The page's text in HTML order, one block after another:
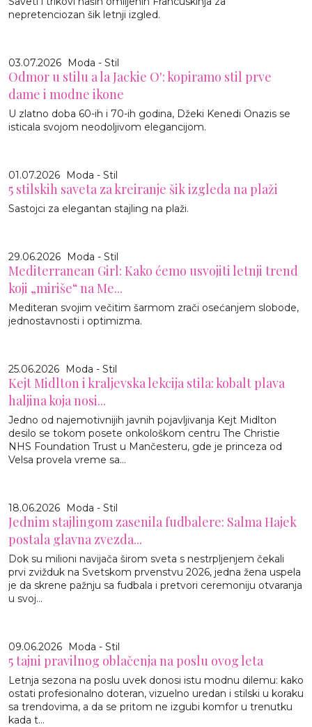
nepretenciozan šik letnji izgled.
03.07.2026 Moda - Stil
Odmor u stilu a la Jackie O': kopiramo stil prve
dame i modne ikone
U zlatno doba 60-ih i 70-ih godina, Džeki Kenedi Onazis se
isticala svojom neodoljivom elegancijom.
01.07.2026 Moda - Stil
5 stilskih saveta za kreiranje šik izgleda na plaži
Sastojci za elegantan stajling na plaži.
29.06.2026 Moda - Stil
Mediterranean Girl: Kako ćemo usvojiti letnji trend
koji „miriše“ na Me...
Mediteran svojim večitim šarmom zrači osećanjem slobode,
jednostavnosti i optimizma.
25.06.2026 Moda - Stil
Kejt Midlton i kraljevska lekcija stila: kobalt plava
haljina koja nosi...
Jedno od najemotivnijih javnih pojavljivanja Kejt Midlton
desilo se tokom posete onkološkom centru The Christie
NHS Foundation Trust u Mančesteru, gde je princeza od
Velsa provela vreme sa...
18.06.2026 Moda - Stil
Jednim stajlingom zasenila fudbalere: Salma Hajek
postala glavna zvezda...
Dok su milioni navijača širom sveta s nestrpljenjem čekali
prvi zvižduk na Svetskom prvenstvu 2026, jedna žena uspela
je da skrene pažnju sa fudbala i pretvori ceremoniju otvaranja
u svoj...
09.06.2026 Moda - Stil
5 tajni pravilnog oblačenja na poslu ovog leta
Letnja sezona na poslu uvek donosi istu modnu dilemu: kako
ostati profesionalno doteran, vizuelno uredan i stilski u koraku
sa trendovima, a da se pritom ne izgubi komfor u trenutku
kada t...